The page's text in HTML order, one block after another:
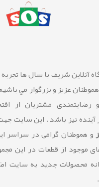
آنلاین شريف با سال ها
عزیز و بزرگوار مي
مشتريان از
آینده نیز باشد . این سایت
و هموطنان گرامی در سراسر
موجود از قطعات در این
محصولات جدید به سایت